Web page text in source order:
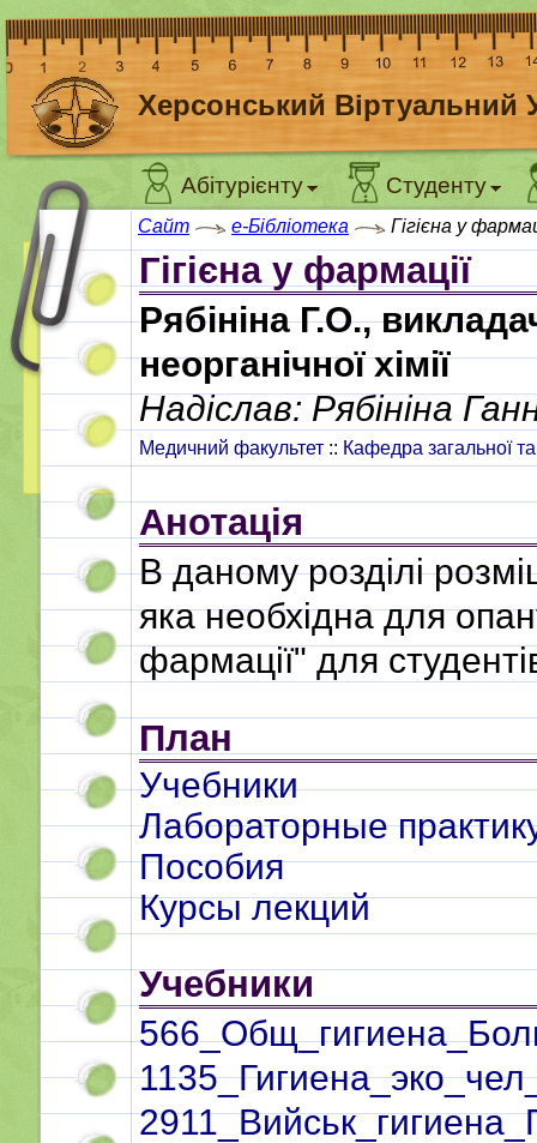
Херсонський Віртуальний
Абітурієнту Студенту
Сайт e-Бібліотека Гігієна у
Гігієна у фармації
Рябініна Г.О.,
неорганічної хімії
Надіслав: Рябініна
Медичний факультет :: Кафедра загальної та
Анотація
В даному розділі
яка необхідна для
фармації" для
План
Учебники
Лабораторные
Пособия
Курсы лекций
Учебники